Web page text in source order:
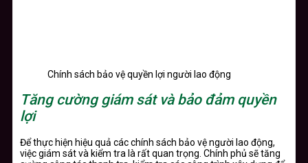
Chính sách bảo vệ quyền lợi người lao động
Tăng cường giám sát và bảo đảm quyền
lợi
Để thực hiện hiệu quả các chính sách bảo vệ người lao động,
việc giám sát và kiểm tra là rất quan trọng. Chính phủ sẽ tăng